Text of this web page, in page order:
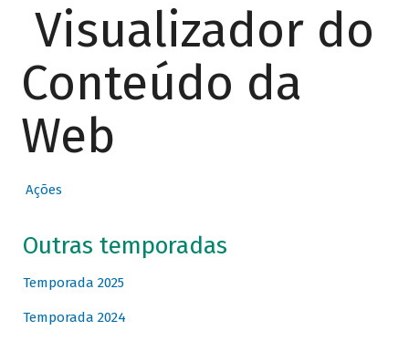
Visualizador do
Conteúdo da
Web
Ações
Outras temporadas
Temporada 2025
Temporada 2024